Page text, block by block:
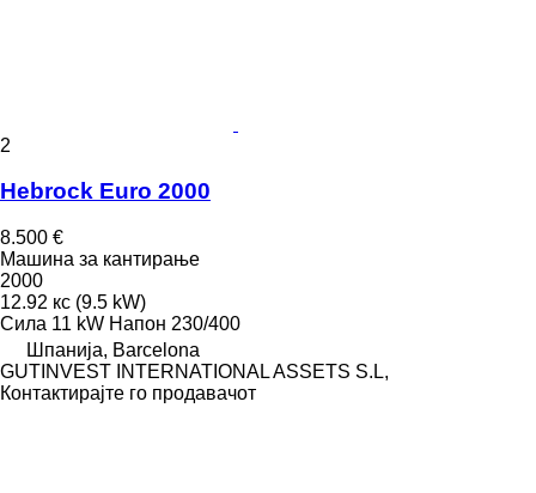
2
Hebrock Euro 2000
8.500 €
Машина за кантирање
2000
12.92 кс (9.5 kW)
Сила 11 kW Напон 230/400
Шпанија, Barcelona
GUTINVEST INTERNATIONAL ASSETS S.L,
Контактирајте го продавачот